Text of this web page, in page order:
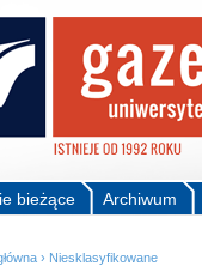
Archiwum
bieżące
› Niesklasyfikowane